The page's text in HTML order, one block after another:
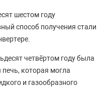
шестом году
способ получения стали
четвёртом году была
которая могла
и газообразного